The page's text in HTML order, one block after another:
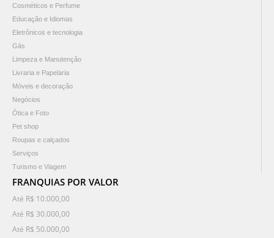
Cosméticos e Perfume
Educação e Idiomas
Eletrônicos e tecnologia
Gás
Limpeza e Manutenção
Livraria e Papelaria
Móveis e decoração
Negócios
Ótica e Foto
Pet shop
Roupas e calçados
Serviços
Turismo e Viagem
FRANQUIAS POR VALOR
Até R$ 10.000,00
Até R$ 30.000,00
Até R$ 50.000,00